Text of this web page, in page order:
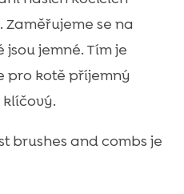
se na
jemné. Tím je
pro kotě příjemný
klíčový.
brushes and combs je